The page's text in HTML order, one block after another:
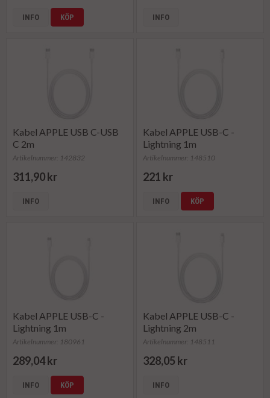
INFO KÖP INFO
Kabel APPLE USB C-USB
C 2m
Artikelnummer: 142832
311,90 kr
INFO
Kabel APPLE USB-C -
Lightning 1m
Artikelnummer: 148510
221 kr
INFO KÖP
Kabel APPLE USB-C -
Lightning 1m
Artikelnummer: 180961
289,04 kr
INFO KÖP
Kabel APPLE USB-C -
Lightning 2m
Artikelnummer: 148511
328,05 kr
INFO